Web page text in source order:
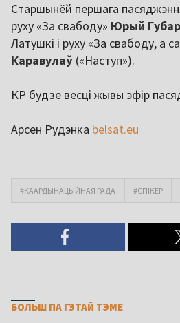
Старшынёй першага
руху «За свабоду» Юрый
Латушкі і руху «За свабоду, а
Каравулаў («Наступ»).
КР будзе весці жывы эфір
Арсен Рудэнка belsat.eu
#КААРДЫНАЦЫЙНАЯ РАДА #СПІКЕР
БОЛЬШ ПА ГЭТАЙ ТЭМЕ